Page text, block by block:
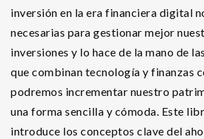
inversión en la era financiera digital
necesarias para gestionar mejor
inversiones y lo hace de la mano de
que combinan tecnología y finanzas
podremos incrementar nuestro
una forma sencilla y cómoda. Este
introduce los conceptos clave del